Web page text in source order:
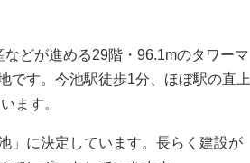
どが進める29階・96.1mのタワーマ
です。今池駅徒歩1分、ほぼ駅の直上
ます。
」に決定しています。長らく建設が